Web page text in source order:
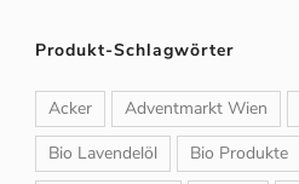
Produkt-Schlagwörter
Acker Adventmarkt Wien
Bio Lavendelöl
Bio Produkte